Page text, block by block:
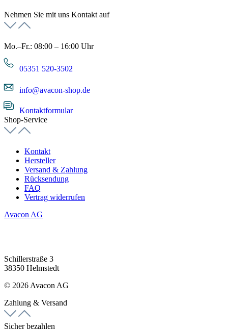
Nehmen Sie mit uns Kontakt auf
Mo.–Fr.: 08:00 – 16:00 Uhr
05351 520-3502
info@avacon-shop.de
Kontaktformular
Shop-Service
Kontakt
Hersteller
Versand & Zahlung
Rücksendung
FAQ
Vertrag widerrufen
Avacon AG
Schillerstraße 3
38350 Helmstedt
© 2026 Avacon AG
Zahlung & Versand
Sicher bezahlen